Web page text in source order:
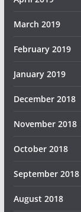
March 2019
February 2019
January 2019
December 2018
November 2018
October 2018
September 2018
August 2018